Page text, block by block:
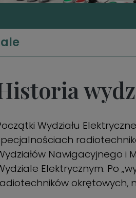
Wydziału
Nawigacyjnego i
Elektrycznym. Po
okrętowych,